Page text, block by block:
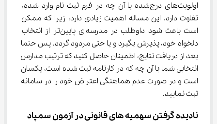
اولویت‌های درج‌شده با آن چه در فرم ثبت نام وارد شده،
تفاوت دارد. این مساله اهمیت زیادی دارد، زیرا که ممکن
است باعث شود داوطلب در مدرسه‌ای پایین‌تر از انتخاب
دلخواه خود، پذیرش بگیرد و یا حتی مردود گردد. پس حتما
بعد از دریافت نتایج، اطمینان حاصل کنید که ترتیب مدارس
انتخابی شما با آن چه که در کارنامه ثبت شده است، یکسان
است و در صورت عدم هماهنگی اعتراض خود را در سامانه
ثبت نمایید.
نادیده گرفتن سهمیه های قانونی در آزمون سمپاد